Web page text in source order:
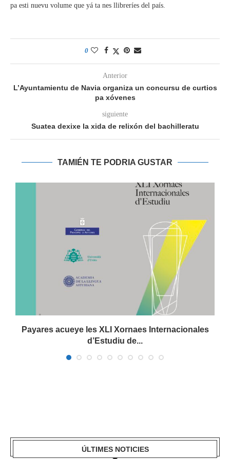
pa esti nuevu volume que yá ta nes llibreríes del país.
0
Anterior
L’Ayuntamientu de Navia organiza un concursu de curtios
pa xóvenes
siguiente
Suatea dexixe la xida de relixón del bachilleratu
TAMIÉN TE PODRIA GUSTAR
Payares acueye les XLI Xornaes Internacionales
d’Estudiu de...
ÚLTIMES NOTICIES